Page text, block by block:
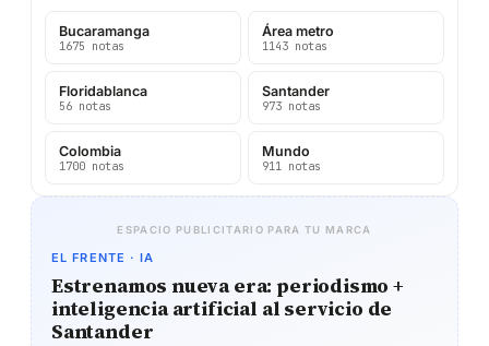
Bucaramanga
1675 notas
Área metro
1143 notas
Floridablanca
56 notas
Santander
973 notas
Colombia
1700 notas
Mundo
911 notas
ESPACIO PUBLICITARIO PARA TU MARCA
EL FRENTE · IA
Estrenamos nueva era: periodismo +
inteligencia artificial al servicio de
Santander